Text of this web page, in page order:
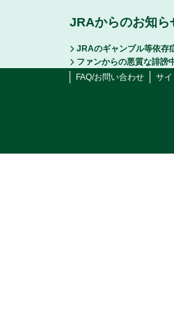
JRAからのお知ら
JRAのギャンブル等依存
ファンからの悪質な誹謗
FAQ/お問い合わせ
サ